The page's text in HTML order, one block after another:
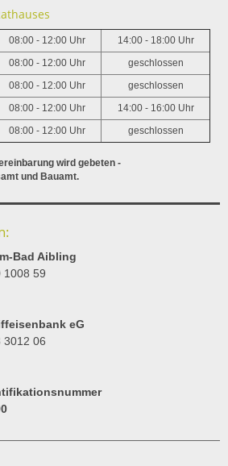
08:00 - 12:00 Uhr 14:00 - 18:00 Uhr
08:00 - 12:00 Uhr geschlossen
08:00 - 12:00 Uhr geschlossen
08:00 - 12:00 Uhr 14:00 - 16:00 Uhr
08:00 - 12:00 Uhr geschlossen
wird gebeten -
und Bauamt.
Bad Aibling
1008 59
eG
3012 06